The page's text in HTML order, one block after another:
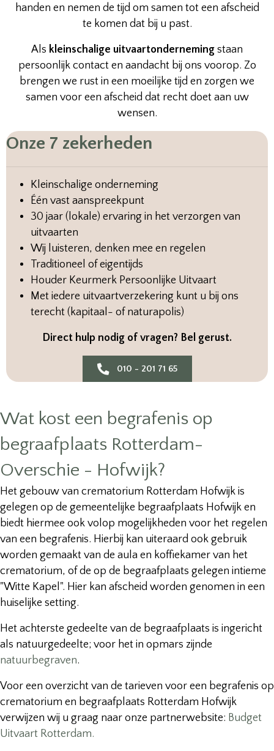
handen en nemen de tijd om samen tot een afscheid
te komen dat bij u past.
Als kleinschalige uitvaartonderneming staan
persoonlijk contact en aandacht bij ons voorop. Zo
brengen we rust in een moeilijke tijd en zorgen we
samen voor een afscheid dat recht doet aan uw
wensen.
Onze 7 zekerheden
Kleinschalige onderneming
Één vast aanspreekpunt
30 jaar (lokale) ervaring in het verzorgen van
uitvaarten
Wij luisteren, denken mee en regelen
Traditioneel of eigentijds
Houder Keurmerk Persoonlijke Uitvaart
Met iedere uitvaartverzekering kunt u bij ons
terecht (kapitaal- of naturapolis)
Direct hulp nodig of vragen? Bel gerust.
010 - 201 71 65
Wat kost een begrafenis op
begraafplaats Rotterdam-
Overschie - Hofwijk?
Het gebouw van crematorium Rotterdam Hofwijk is
gelegen op de gemeentelijke begraafplaats Hofwijk en
biedt hiermee ook volop mogelijkheden voor het regelen
van een begrafenis. Hierbij kan uiteraard ook gebruik
worden gemaakt van de aula en koffiekamer van het
crematorium, of de op de begraafplaats gelegen intieme
"Witte Kapel". Hier kan afscheid worden genomen in een
huiselijke setting.
Het achterste gedeelte van de begraafplaats is ingericht
als natuurgedeelte; voor het in opmars zijnde
natuurbegraven.
Voor een overzicht van de tarieven voor een begrafenis op
crematorium en begraafplaats Rotterdam Hofwijk
verwijzen wij u graag naar onze partnerwebsite: Budget
Uitvaart Rotterdam.